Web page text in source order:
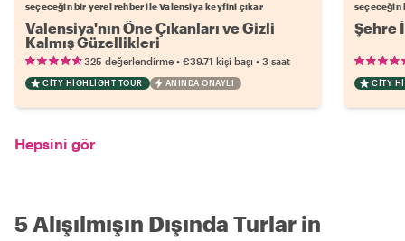
seçeceğin bir yerel rehber ile Valensiya keyfini çıkar
Valensiya'nın Öne Çıkanları ve Gizli
Kalmış Güzellikleri
325 değerlendirme • €39.71 kişi başı • 3 saat
CITY HIGHLIGHT TOUR ANINDA ONAYLI
seçeceğin
Şehre
CITY
Hepsini gör
5 Alışılmışın Dışında Turlar in